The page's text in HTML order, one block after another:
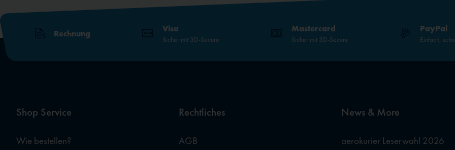
Rechnung Visa
Sicher mit 3D-Secure
Mastercard
Sicher mit 3D-Secure
PayPal
Einfach,
Shop Service
Wie bestellen?
Rechtliches
AGB
News & More
aerokurier Leserwahl 2026